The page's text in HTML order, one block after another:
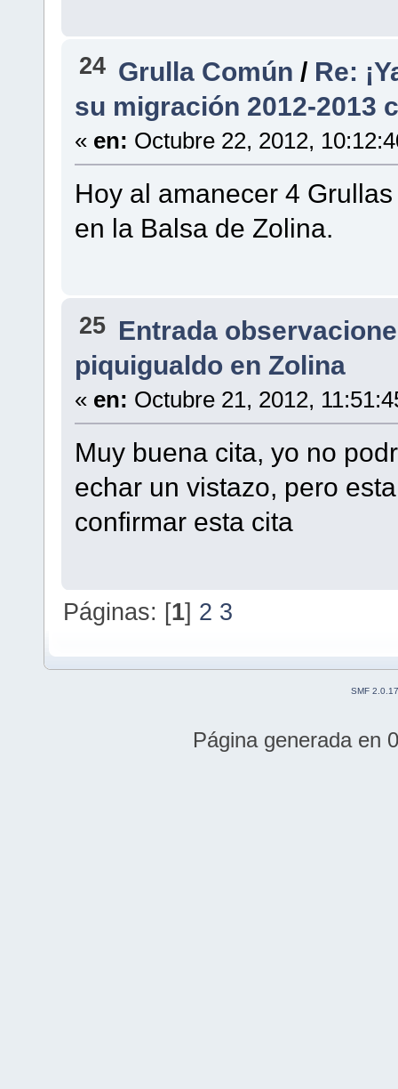
24 Grulla Común / Re:
su migración 2012-2013
« en: Octubre 22, 2012,
Hoy al amanecer 4
en la Balsa de Zolina.
25 Entrada
piquigualdo en Zolina
« en: Octubre 21, 2012,
Muy buena cita, yo no
echar un vistazo, pero
confirmar esta cita
Páginas: [1] 2 3
SMF 2.0.17
Página generada en